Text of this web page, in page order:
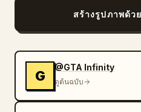
อัปเดต
สร้างรูปภาพด้ว
G
@GTA Infinity
ดูต้นฉบับ